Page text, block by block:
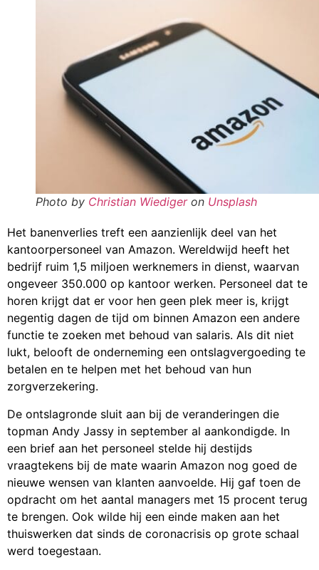
Photo by Christian Wiedigeron Unsplash
Het banenverlies treft een aanzienlijk deel van het
kantoorpersoneel van Amazon. Wereldwijd heeft het
bedrijf ruim 1,5 miljoen werknemers in dienst, waarvan
ongeveer 350.000 op kantoor werken. Personeel dat te
horen krijgt dat er voor hen geen plek meer is, krijgt
negentig dagen de tijd om binnen Amazon een andere
functie te zoeken met behoud van salaris. Als dit niet
lukt, belooft de onderneming een ontslagvergoeding te
betalen en te helpen met het behoud van hun
zorgverzekering.
De ontslagronde sluit aan bij de veranderingen die
topman Andy Jassy in september al aankondigde. In
een brief aan het personeel stelde hij destijds
vraagtekens bij de mate waarin Amazon nog goed de
nieuwe wensen van klanten aanvoelde. Hij gaf toen de
opdracht om het aantal managers met 15 procent terug
te brengen. Ook wilde hij een einde maken aan het
thuiswerken dat sinds de coronacrisis op grote schaal
werd toegestaan.